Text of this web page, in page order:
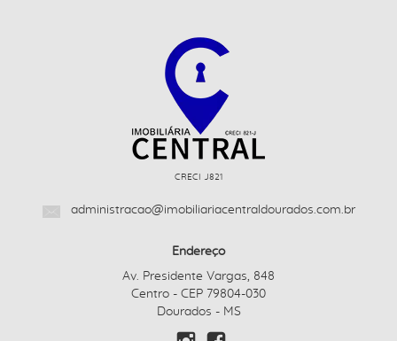
CRECI J821
administracao@imobiliariacentraldourados.com.br
Endereço
Av. Presidente Vargas, 848
Centro - CEP 79804-030
Dourados - MS